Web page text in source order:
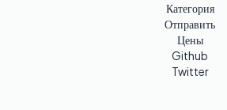
Категория
Отправить
Цены
Github
Twitter